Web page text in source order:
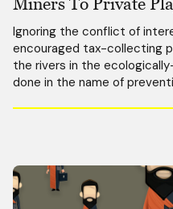
Ignoring the conflict of
encouraged tax-collecting
the rivers in the
done in the name of